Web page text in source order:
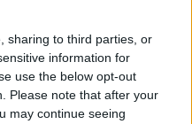
sharing to third parties, or
information for
use the below opt-out
Please note that after your
may continue seeing
e adolescenti con diabete